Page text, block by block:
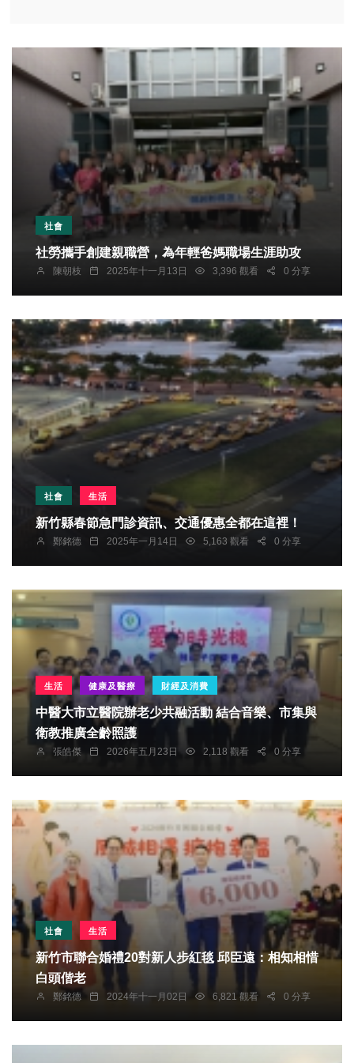
社會
社勞攜手創建親職營，為年輕爸媽職場生涯助攻
陳朝枝 2025年十一月13日 3,396 觀看 0 分享
社會 生活
新竹縣春節急門診資訊、交通優惠全都在這裡！
鄭銘德 2025年一月14日 5,163 觀看 0 分享
生活 健康及醫療 財經及消費
中醫大市立醫院辦老少共融活動 結合音樂、市集與
衛教推廣全齡照護
張皓傑 2026年五月23日 2,118 觀看 0 分享
社會 生活
新竹市聯合婚禮20對新人步紅毯 邱臣遠：相知相惜
白頭偕老
鄭銘德 2024年十一月02日 6,821 觀看 0 分享